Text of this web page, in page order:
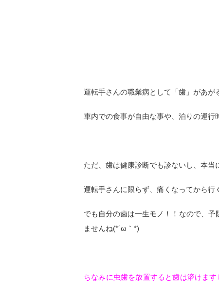
運転手さんの職業病として「歯」があが
車内での食事が自由な事や、泊りの運
ただ、歯は健康診断でも診ないし、本当
運転手さんに限らず、痛くなってから行
でも自分の歯は一生モノ！！なので、
ませんね(*´ω｀*)
ちなみに虫歯を放置すると歯は溶けま